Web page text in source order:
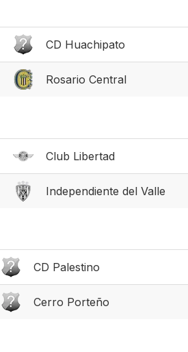
CD Huachipato
Rosario Central
Club Libertad
Independiente del Valle
CD Palestino
Cerro Porteño